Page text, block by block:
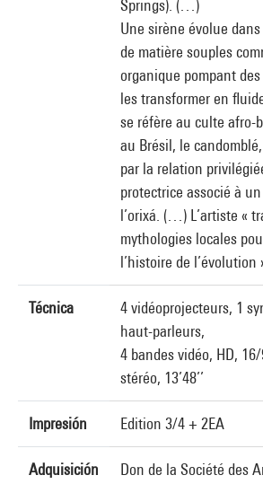
Springs). (…)
Une sirène évolue
de matière souples
organique pompant
les transformer en
se réfère au culte afro-
au Brésil, le
par la relation
protectrice associé à
l’orixá. (…) L’artiste «
mythologies locales
l’histoire de l’évolution
Técnica
4 vidéoprojecteurs, 1
haut-parleurs,
4 bandes vidéo, HD,
stéréo, 13’48’’
Impresión Edition 3/4 + 2EA
Adquisición
Don de la Société des